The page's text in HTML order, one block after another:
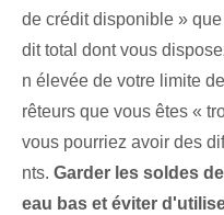
de crédit disponible »
dit total dont vous
n élevée de votre⁢ limite
rêteurs que vous êtes «
vous pourriez‌ avoir des
nts. Garder les soldes
eau bas et éviter